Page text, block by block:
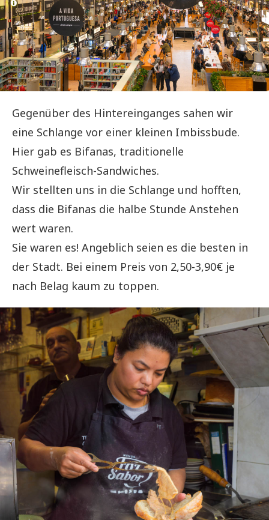
Gegenüber des Hintereinganges sahen wir
eine Schlange vor einer kleinen Imbissbude.
Hier gab es Bifanas, traditionelle
Schweinefleisch-Sandwiches.
Wir stellten uns in die Schlange und hofften,
dass die Bifanas die halbe Stunde Anstehen
wert waren.
Sie waren es! Angeblich seien es die besten in
der Stadt. Bei einem Preis von 2,50-3,90€ je
nach Belag kaum zu toppen.